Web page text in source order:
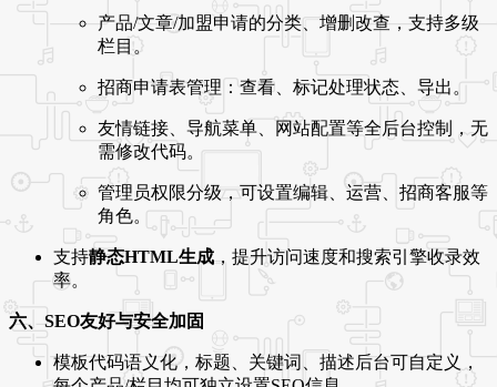
产品/文章/加盟申请的分类、增删改查，支持多级
栏目。
招商申请表管理：查看、标记处理状态、导出。
友情链接、导航菜单、网站配置等全后台控制，无
需修改代码。
管理员权限分级，可设置编辑、运营、招商客服等
角色。
支持静态HTML生成，提升访问速度和搜索引擎收录效
率。
六、SEO友好与安全加固
模板代码语义化，标题、关键词、描述后台可自定义，